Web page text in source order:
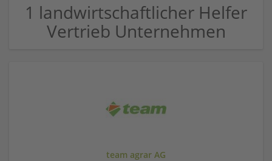
1 landwirtschaftlicher Helfer
Vertrieb Unternehmen
team agrar AG